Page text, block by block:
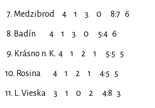
7. Medzibrod 4 1 3 0 8:7 6
8. Badín 4 1 3 0 5:4 6
9. Krásno n. K. 4 1 2 1 5:5 5
10. Rosina 4 1 2 1 4:5 5
11. L. Vieska 3 1 0 2 4:8 3